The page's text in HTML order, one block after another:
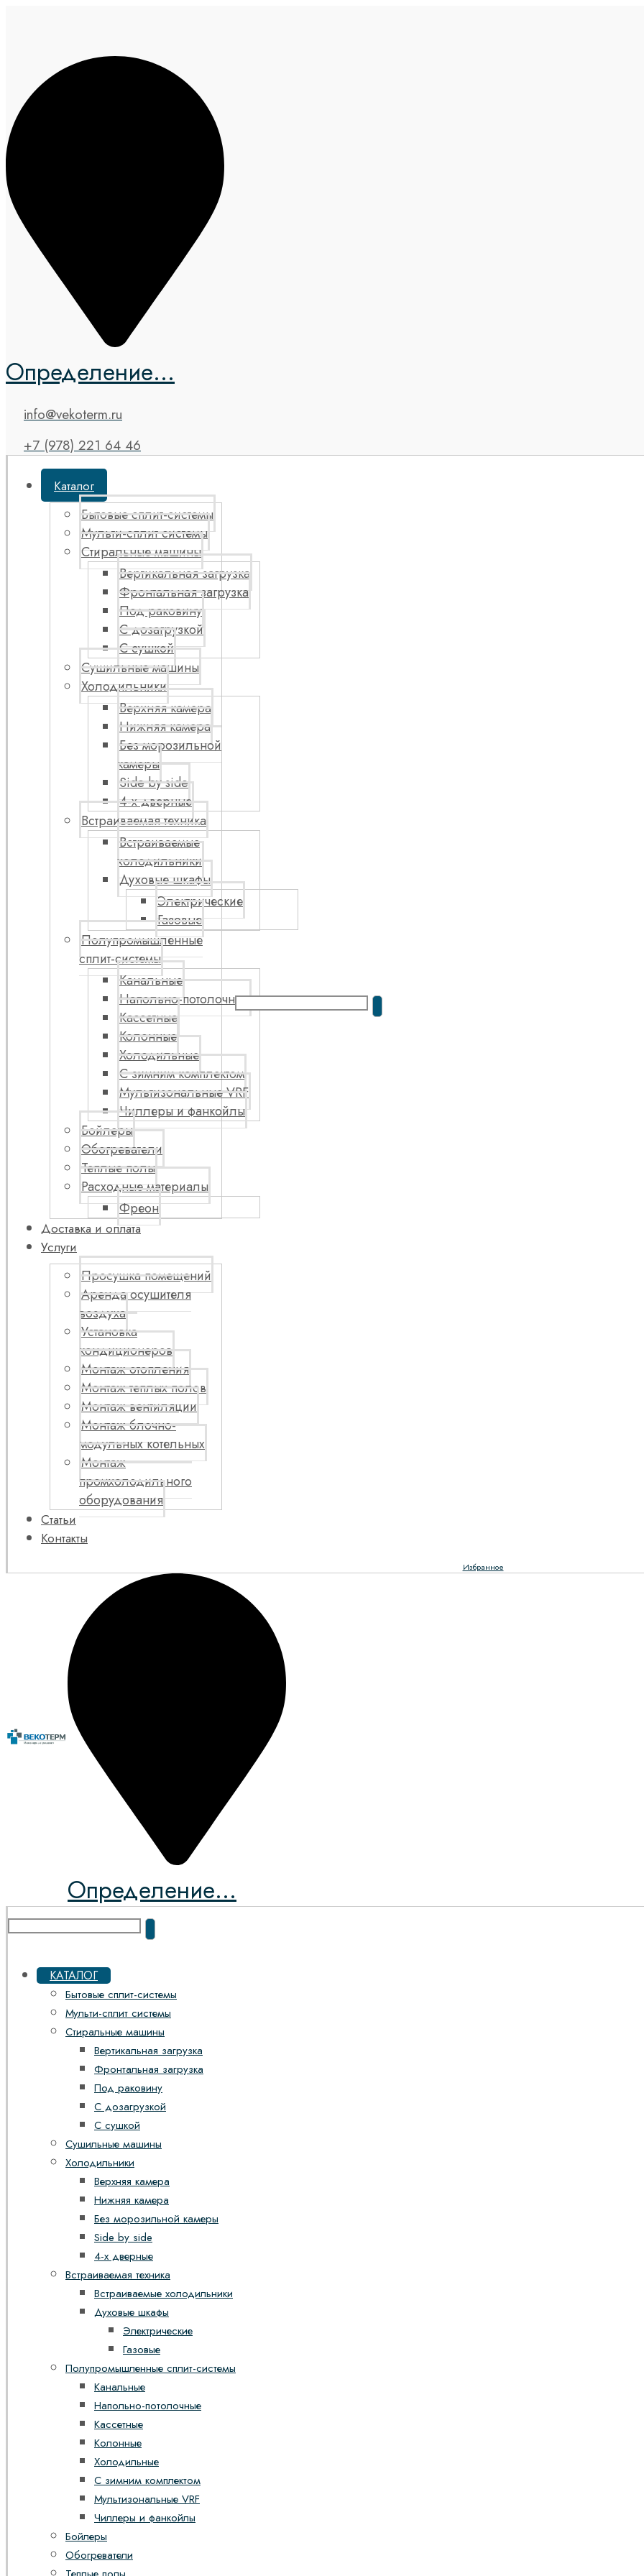
Определение...
info@vekoterm.ru
+7 (978) 221 64 46
Каталог
Бытовые сплит-системы
Мульти-сплит системы
Стиральные машины
Вертикальная загрузка
Фронтальная загрузка
Под раковину
С дозагрузкой
С сушкой
Сушильные машины
Холодильники
Верхняя камера
Нижняя камера
Без морозильной
камеры
Side by side
4-х дверные
Встраиваемая техника
Встраиваемые
холодильники
Духовые шкафы
Электрические
Газовые
Полупромышленные
сплит-системы
Канальные
Напольно-потолочные
Кассетные
Колонные
Холодильные
С зимним комплектом
Мультизональные VRF
Чиллеры и фанкойлы
Бойлеры
Обогреватели
Теплые полы
Расходные материалы
Фреон
Доставка и оплата
Услуги
Просушка помещений
Аренда осушителя
воздуха
Установка
кондиционеров
Монтаж отопления
Монтаж теплых полов
Монтаж вентиляции
Монтаж блочно-
модульных котельных
Монтаж
промхолодильного
оборудования
Статьи
Контакты
Избранное
Определение...
КАТАЛОГ
Бытовые сплит-системы
Мульти-сплит системы
Стиральные машины
Вертикальная загрузка
Фронтальная загрузка
Под раковину
С дозагрузкой
С сушкой
Сушильные машины
Холодильники
Верхняя камера
Нижняя камера
Без морозильной камеры
Side by side
4-х дверные
Встраиваемая техника
Встраиваемые холодильники
Духовые шкафы
Электрические
Газовые
Полупромышленные сплит-системы
Канальные
Напольно-потолочные
Кассетные
Колонные
Холодильные
С зимним комплектом
Мультизональные VRF
Чиллеры и фанкойлы
Бойлеры
Обогреватели